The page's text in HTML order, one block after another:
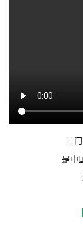
三
是中